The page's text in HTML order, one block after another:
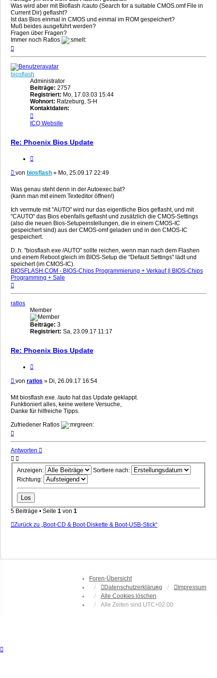
Was wird aber mit Bioflash /cauto (Search for a suitable CMOS.omf File in
Current Dir) geflasht?
Ist das Bios einmal in CMOS und einmal im ROM gespeichert?
Muß beides ausgeführt werden?
Fragen über Fragen?
Immer noch Ratlos
biosflash
Administrator
Beiträge: 2757
Registriert: Mo, 17.03.03 15:44
Wohnort: Ratzeburg, S-H
Kontaktdaten:
von
biosflash
ICQ Website
Re: Phoenix Bios Update
Beitrag
von biosflash » Mo, 25.09.17 22:49
Was genau steht denn in der Autoexec.bat?
(kann man mit einem Texteditor öffnen!)
Ich vermute mit "AUTO" wird nur das eigentliche Bios geflasht, und mit
"CAUTO" das Bios ebenfalls geflasht und zusätzlich die CMOS-Settings
(also die neuen Bios-Setupeinstellungen, die in einem CMOS-IC
gespeichert sind) aus der CMOS-omf geladen und in den CMOS-IC
gespeichert.
D..h. "biosflash.exe /AUTO" sollte reichen, wenn man nach dem Flashen
und einem Reboot gleich im BIOS-Setup die "Default Settings" lädt und
speichert (im CMOS-IC).
BIOSFLASH.COM - BIOS-Chips Programmierung + Verkauf || BIOS-Chips
Programming + Sale
ratlos
Member
Beiträge: 3
Registriert: Sa, 23.09.17 11:17
Re: Phoenix Bios Update
Beitrag
von ratlos » Di, 26.09.17 16:54
Mit biosflash.exe. /auto hat das Update geklappt.
Funktioniert alles, keine weitere Versuche,
Danke für hilfreiche Tipps.
Zufriedener Ratlos
Antworten
Anzeigen:
Sortiere nach:
Richtung:
5 Beiträge • Seite 1 von 1
Zurück zu „Boot-CD & Boot-Diskette & Boot-USB-Stick“
Foren-Übersicht
Datenschutzerklärung
Impressum
Alle Cookies löschen
Alle Zeiten sind UTC+02:00